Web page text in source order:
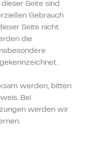
Seite sind
Gebrauch
Seite nicht
die
werden, bitten
Bei
werden wir